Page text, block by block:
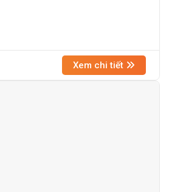
Xem chi tiết